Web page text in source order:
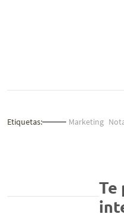
Etiquetas: Marketing
Te
¡5 frases de
llevar para lucirte en